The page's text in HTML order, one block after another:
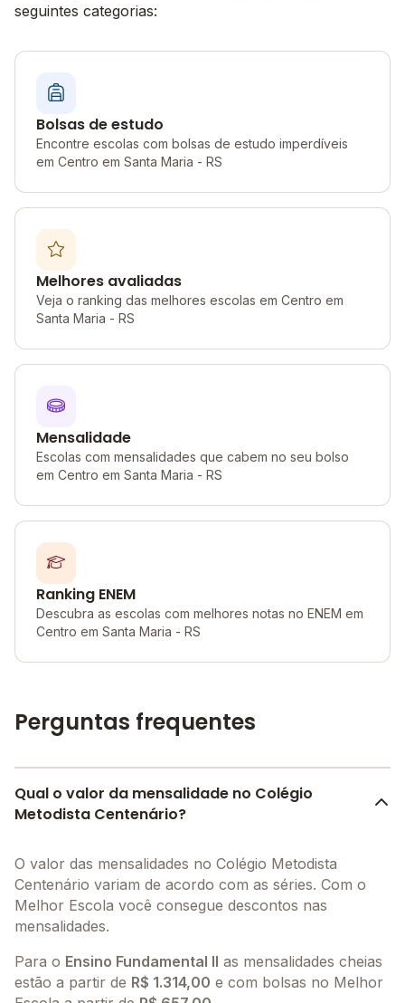
seguintes categorias:
Bolsas de estudo
Encontre escolas com bolsas de estudo imperdíveis
em Centro em Santa Maria - RS
Melhores avaliadas
Veja o ranking das melhores escolas em Centro em
Santa Maria - RS
Mensalidade
Escolas com mensalidades que cabem no seu bolso
em Centro em Santa Maria - RS
Ranking ENEM
Descubra as escolas com melhores notas no ENEM em
Centro em Santa Maria - RS
Perguntas frequentes
Qual o valor da mensalidade no Colégio
Metodista Centenário?
O valor das mensalidades no Colégio Metodista
Centenário variam de acordo com as séries. Com o
Melhor Escola você consegue descontos nas
mensalidades.
Para o Ensino Fundamental II as mensalidades cheias
estão a partir de R$ 1.314,00 e com bolsas no Melhor